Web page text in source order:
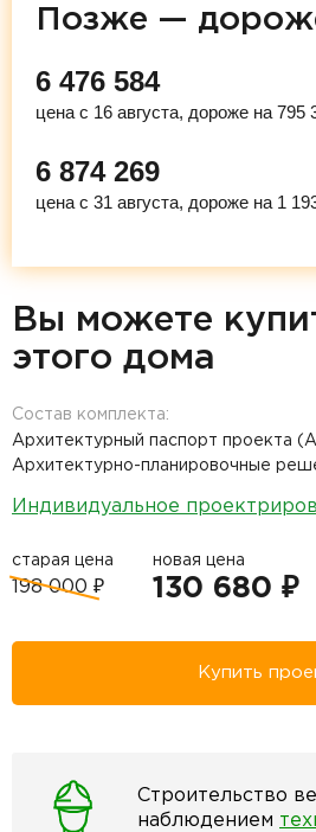
Позже —
6 476 584
цена с 16 августа, дороже на 795
6 874 269
цена с 31 августа, дороже на 1
Вы можете
этого дома
Состав комплекта:
Архитектурный паспорт проекта
Архитектурно-планировочные
Индивидуальное
старая цена
198 000 ₽
новая цена
130 680 ₽
Купить
Строительство
наблюдением